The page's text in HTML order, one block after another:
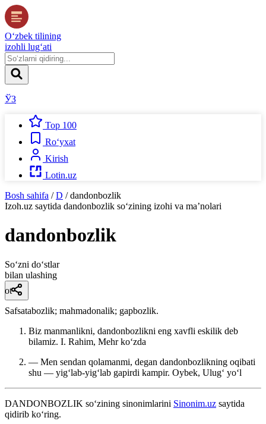
O‘zbek tilining
izohli lug‘ati
ЎЗ
Top 100
Ro‘yxat
Kirish
Lotin.uz
Bosh sahifa / D / dandonbozlik
Izoh.uz saytida dandonbozlik so‘zining izohi va ma’nolari
dandonbozlik
So‘zni do‘stlar
bilan ulashing
ot
Safsatabozlik; mahmadonalik; gapbozlik.
Biz manmanlikni, dandonbozlikni eng xavfli eskilik deb
bilamiz. I. Rahim, Mehr koʻzda
— Men sendan qolamanmi, degan dandonbozlikning oqibati
shu — yigʻlab-yigʻlab gapirdi kampir. Oybek, Ulugʻ yoʻl
DANDONBOZLIK so‘zining sinonimlarini Sinonim.uz saytida
qidirib ko‘ring.